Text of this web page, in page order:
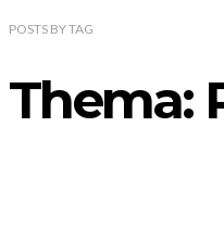
POSTS BYTAG
Thema: